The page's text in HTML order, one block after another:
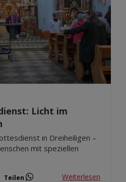
Licht im
in Dreiheiligen –
mit speziellen
Teilen Weiterlesen